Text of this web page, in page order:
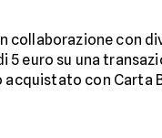
collaborazione con
5 euro su una
acquistato con Carta